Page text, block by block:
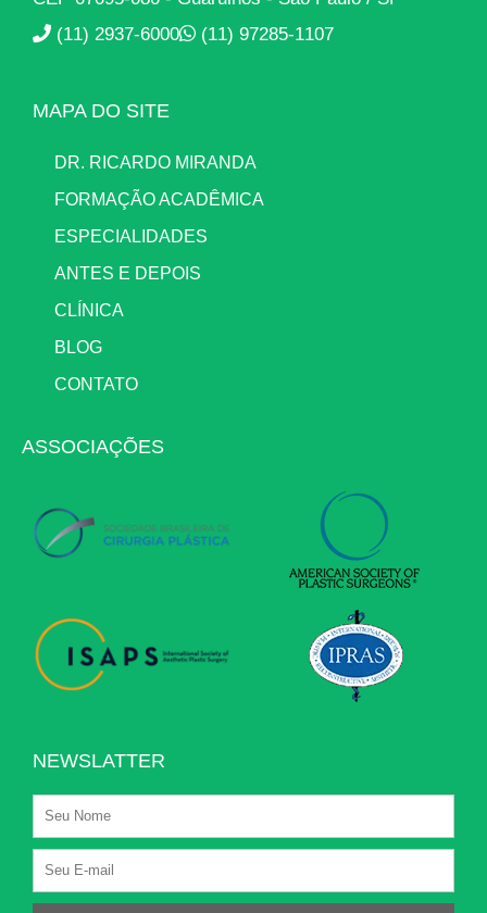
(11) 2937-6000
(11) 97285-1107
MAPA DO SITE
DR. RICARDO MIRANDA
FORMAÇÃO ACADÊMICA
ESPECIALIDADES
ANTES E DEPOIS
CLÍNICA
BLOG
CONTATO
ASSOCIAÇÕES
NEWSLATTER